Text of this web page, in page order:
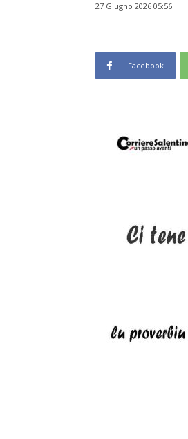
27 Giugno 2026 05:56
Facebook